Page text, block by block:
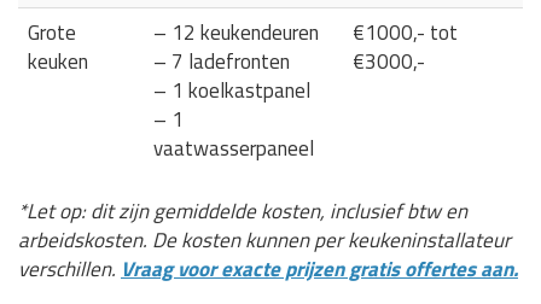
Grote
keuken
– 12 keukendeuren
– 7 ladefronten
– 1 koelkastpanel
– 1
vaatwasserpaneel
€1000,- tot
€3000,-
*Let op: dit zijn gemiddelde kosten, inclusief btw en
arbeidskosten. De kosten kunnen per keukeninstallateur
verschillen. Vraag voor exacte prijzen gratis offertes aan.